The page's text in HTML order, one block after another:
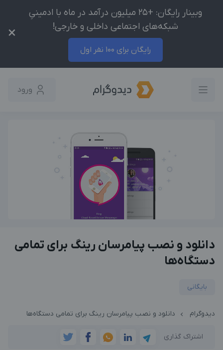
وبینار رایگان: +25 میلیون درآمد در ماه با ادمینیِ
شبکه‌های اجتماعی داخلی و خارجی!
رایگان برای 100 نفر اول
×
ورود
دانلود و نصب پیامرسان رینگ برای تمامی
دستگاه‌ها
بایگانی
دیدوگرام دانلود و نصب پیامرسان رینگ برای تمامی دستگاه‌ها
اشتراک گذاری